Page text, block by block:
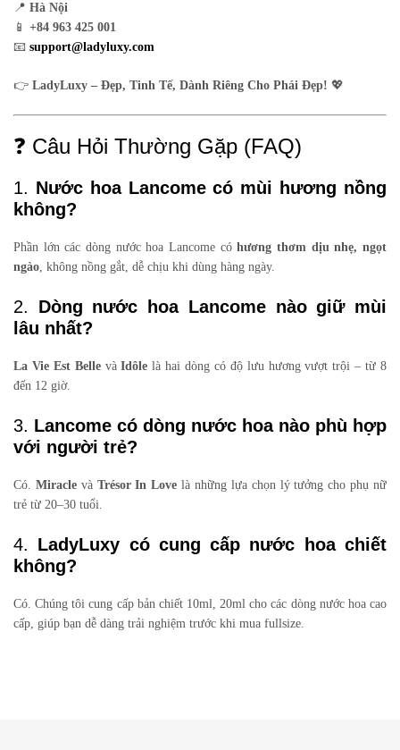
📍 Hà Nội
📱 +84 963 425 001
📧 support@ladyluxy.com
👉 LadyLuxy – Đẹp, Tinh Tế, Dành Riêng Cho Phái Đẹp! 💖
❓ Câu Hỏi Thường Gặp (FAQ)
1. Nước hoa Lancome có mùi hương nồng
không?
Phần lớn các dòng nước hoa Lancome cóhương thơm dịu nhẹ, ngọt
ngào, không nồng gắt, dễ chịu khi dùng hàng ngày.
2. Dòng nước hoa Lancome nào giữ mùi
lâu nhất?
La Vie Est BellevàIdôle là hai dòng có độ lưu hương vượt trội – từ 8
đến 12 giờ.
3. Lancome có dòng nước hoa nào phù hợp
với người trẻ?
Có. Miraclevà Trésor In Love là những lựa chọn lý tưởng cho phụ nữ
trẻ từ 20–30 tuổi.
4. LadyLuxy có cung cấp nước hoa chiết
không?
Có. Chúng tôi cung cấp bản chiết 10ml, 20ml cho các dòng nước hoa cao
cấp, giúp bạn dễ dàng trải nghiệm trước khi mua fullsize.